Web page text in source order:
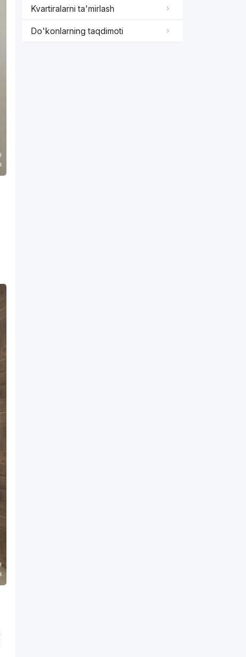
Kvartiralarni ta'mirlash
Do'konlarning taqdimoti